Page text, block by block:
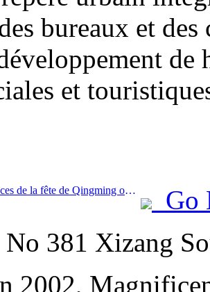
bureaux et
de
et
Prev:Les vacances de la fête de Qingming ont entraîné une forte hausse des voyages en raison des congés prolongés, les excursions et l'observation des fleurs ayant stimulé le nombre de visiteurs dans de nombreuses villes.
Go
No 381 Xizang
2002,